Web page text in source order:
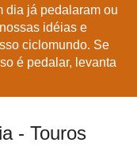
dia já pedalaram ou
idéias e
ciclomundo. Se
é pedalar, levanta
- Touros